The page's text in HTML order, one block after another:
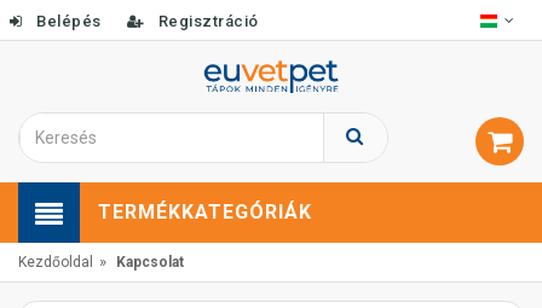
Belépés Regisztráció
TERMÉKKATEGÓRIÁK
Kezdőoldal » Kapcsolat